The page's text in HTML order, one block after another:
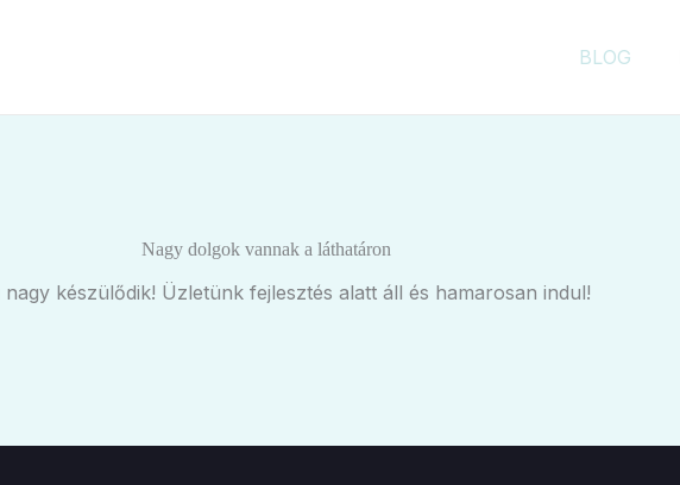
BLOG
Nagy dolgok vannak a láthatáron
nagy készülődik! Üzletünk fejlesztés alatt áll és hamarosan indul!